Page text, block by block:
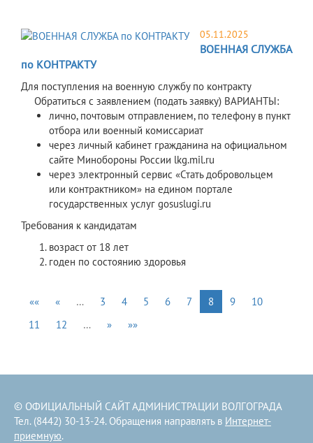
05.11.2025
ВОЕННАЯ СЛУЖБА
по КОНТРАКТУ
Для поступления на военную службу по контракту
Обратиться с заявлением (подать заявку) ВАРИАНТЫ:
лично, почтовым отправлением, по телефону в пункт
отбора или военный комиссариат
через личный кабинет гражданина на официальном
сайте Минобороны России lkg.mil.ru
через электронный сервис «Стать добровольцем
или контрактником» на едином портале
государственных услуг gosuslugi.ru
Требования к кандидатам
возраст от 18 лет
годен по состоянию здоровья
«« « … 3 4 5 6 7 8 9
10
11
12 … » »»
© ОФИЦИАЛЬНЫЙ САЙТ АДМИНИСТРАЦИИ ВОЛГОГРАДА
Тел. (8442) 30-13-24. Обращения направлять в Интернет-
приемную.